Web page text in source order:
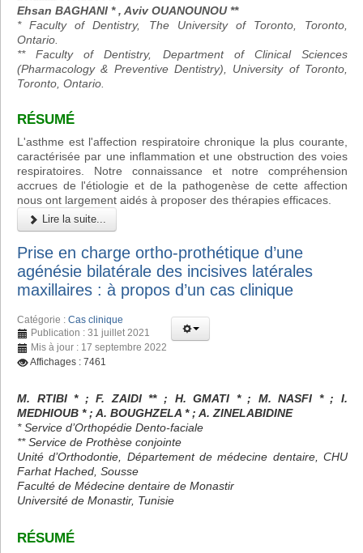
Ehsan BAGHANI * , Aviv OUANOUNOU **
* Faculty of Dentistry, The University of Toronto, Toronto,
Ontario.
** Faculty of Dentistry, Department of Clinical Sciences
(Pharmacology & Preventive Dentistry), University of Toronto,
Toronto, Ontario.
RÉSUMÉ
L'asthme est l'affection respiratoire chronique la plus courante,
caractérisée par une inflammation et une obstruction des voies
respiratoires. Notre connaissance et notre compréhension
accrues de l'étiologie et de la pathogenèse de cette affection
nous ont largement aidés à proposer des thérapies efficaces.
Lire la suite...
Prise en charge ortho-prothétique d’une
agénésie bilatérale des incisives latérales
maxillaires : à propos d’un cas clinique
Catégorie : Cas clinique
Publication : 31 juillet 2021
Mis à jour : 17 septembre 2022
Affichages : 7461
M. RTIBI * ; F. ZAIDI ** ; H. GMATI * ; M. NASFI * ; I.
MEDHIOUB * ; A. BOUGHZELA * ; A. ZINELABIDINE
* Service d’Orthopédie Dento-faciale
** Service de Prothèse conjointe
Unité d’Orthodontie, Département de médecine dentaire, CHU
Farhat Hached, Sousse
Faculté de Médecine dentaire de Monastir
Université de Monastir, Tunisie
RÉSUMÉ